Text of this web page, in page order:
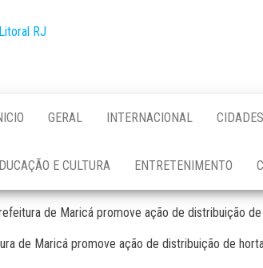
GERAL INTERNACIONAL CIDADES
E CULTURA ENTRETENIMENTO
de Maricá promove ação de distribuição